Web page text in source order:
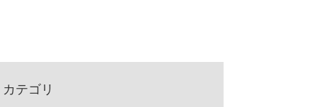
カテゴリ